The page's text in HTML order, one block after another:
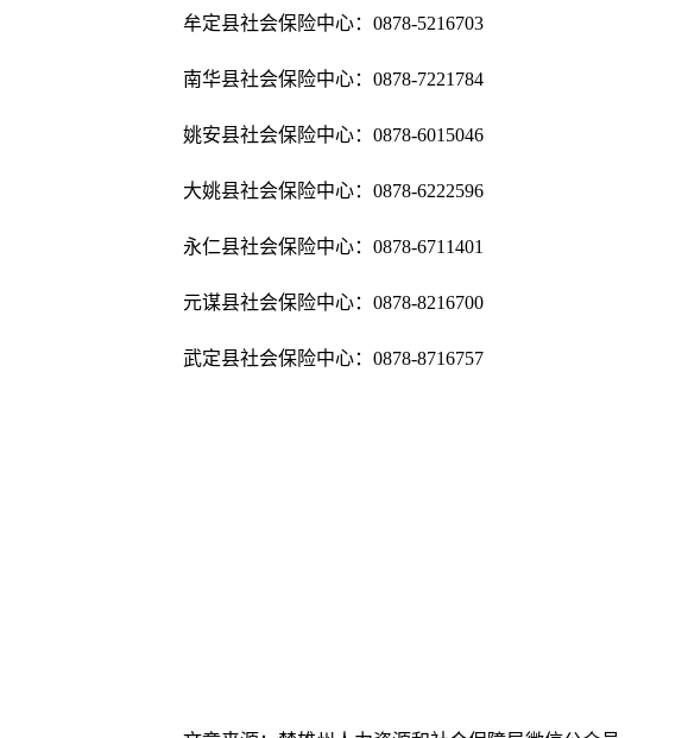
牟定县社会保险中心：0878-5216703
南华县社会保险中心：0878-7221784
姚安县社会保险中心：0878-6015046
大姚县社会保险中心：0878-6222596
永仁县社会保险中心：0878-6711401
元谋县社会保险中心：0878-8216700
武定县社会保险中心：0878-8716757